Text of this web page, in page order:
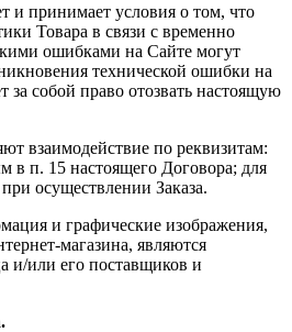
и принимает условия о том, что
Товара в связи с временно
ошибками на Сайте могут
технической ошибки на
за собой право отозвать настоящую
взаимодействие по реквизитам:
в п. 15 настоящего Договора; для
осуществлении Заказа.
и графические изображения,
магазина, являются
и/или его поставщиков и